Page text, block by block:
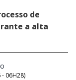
de
a alta
- 06H28)